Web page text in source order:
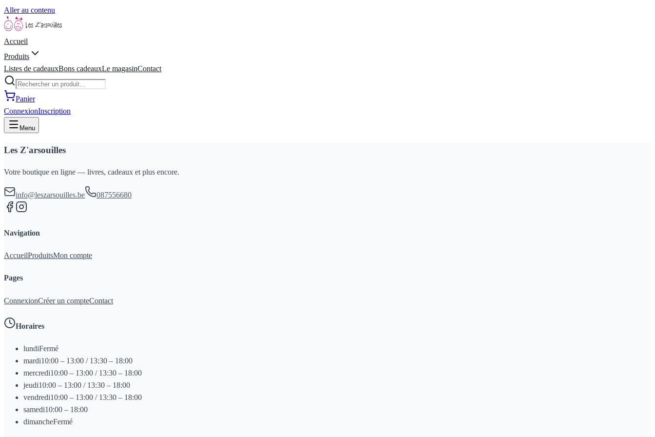
Aller au contenu
Accueil
Produits
Listes de cadeauxBons cadeauxLe magasinContact
Panier
ConnexionInscription
Menu
Les Z'arsouilles
Votre boutique en ligne — livres, cadeaux et plus encore.
info@leszarsouilles.be 087556680
Navigation
AccueilProduitsMon compte
Pages
ConnexionCréer un compteContact
Horaires
lundiFermé
mardi10:00 – 13:00 / 13:30 – 18:00
mercredi10:00 – 13:00 / 13:30 – 18:00
jeudi10:00 – 13:00 / 13:30 – 18:00
vendredi10:00 – 13:00 / 13:30 – 18:00
samedi10:00 – 18:00
dimancheFermé